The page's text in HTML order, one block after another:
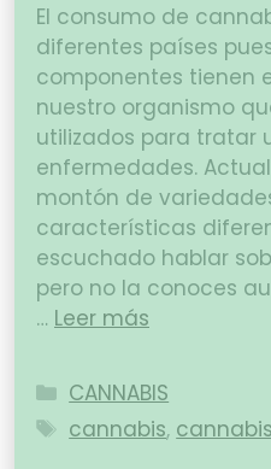
El consumo de
diferentes países
componentes tienen
nuestro organismo
utilizados para tratar
enfermedades.
montón de
características
escuchado hablar
pero no la conoces
… Leer más
CANNABIS
cannabis,